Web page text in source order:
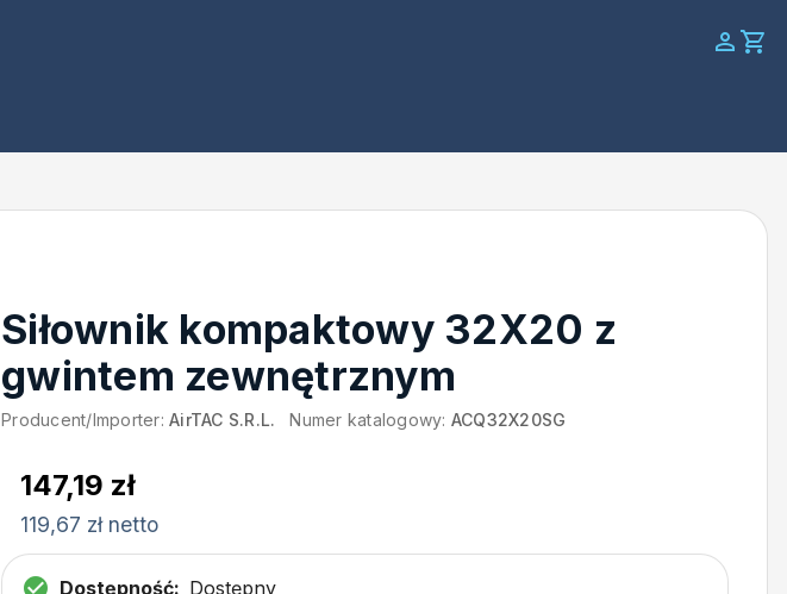
Siłownik kompaktowy 32X20 z
gwintem zewnętrznym
Producent/Importer: AirTAC S.R.L. Numer katalogowy: ACQ32X20SG
147,19 zł
119,67 zł netto
Dostępność: Dostępny